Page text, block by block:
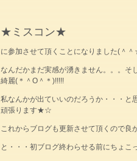
★ミスコン★
に参加させて頂くことになりました(＾
なんだかまだ実感が湧きません。。。そ
綺麗(＊＾O＾＊)!!!!!
私なんかが出ていいのだろうか・・・と
頑張ります★☆
これからブログも更新させて頂くので良
と・・・初ブログ終わらせる前にちょこ